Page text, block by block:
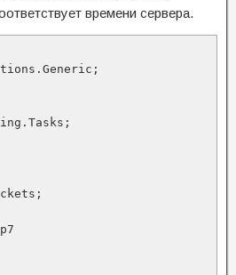
времени сервера.